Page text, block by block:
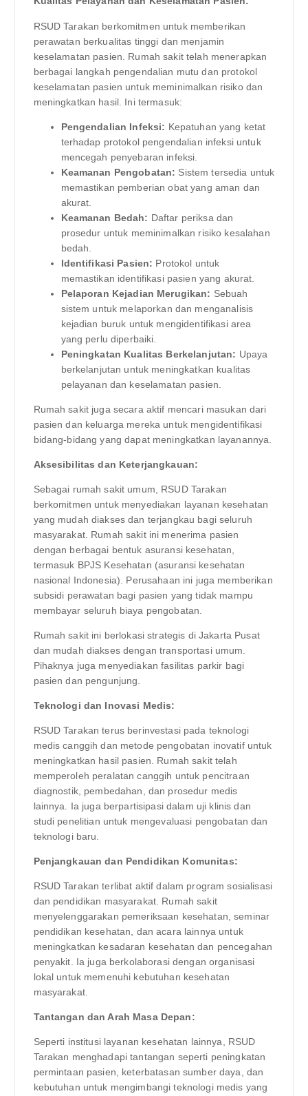
RSUD Tarakan berkomitmen untuk memberikan
perawatan berkualitas tinggi dan menjamin
keselamatan pasien. Rumah sakit telah menerapkan
berbagai langkah pengendalian mutu dan protokol
keselamatan pasien untuk meminimalkan risiko dan
meningkatkan hasil. Ini termasuk:
Pengendalian Infeksi: Kepatuhan yang ketat
terhadap protokol pengendalian infeksi untuk
mencegah penyebaran infeksi.
Keamanan Pengobatan: Sistem tersedia untuk
memastikan pemberian obat yang aman dan
akurat.
Keamanan Bedah: Daftar periksa dan
prosedur untuk meminimalkan risiko kesalahan
bedah.
Identifikasi Pasien: Protokol untuk
memastikan identifikasi pasien yang akurat.
Pelaporan Kejadian Merugikan: Sebuah
sistem untuk melaporkan dan menganalisis
kejadian buruk untuk mengidentifikasi area
yang perlu diperbaiki.
Peningkatan Kualitas Berkelanjutan: Upaya
berkelanjutan untuk meningkatkan kualitas
pelayanan dan keselamatan pasien.
Rumah sakit juga secara aktif mencari masukan dari
pasien dan keluarga mereka untuk mengidentifikasi
bidang-bidang yang dapat meningkatkan layanannya.
Aksesibilitas dan Keterjangkauan:
Sebagai rumah sakit umum, RSUD Tarakan
berkomitmen untuk menyediakan layanan kesehatan
yang mudah diakses dan terjangkau bagi seluruh
masyarakat. Rumah sakit ini menerima pasien
dengan berbagai bentuk asuransi kesehatan,
termasuk BPJS Kesehatan (asuransi kesehatan
nasional Indonesia). Perusahaan ini juga memberikan
subsidi perawatan bagi pasien yang tidak mampu
membayar seluruh biaya pengobatan.
Rumah sakit ini berlokasi strategis di Jakarta Pusat
dan mudah diakses dengan transportasi umum.
Pihaknya juga menyediakan fasilitas parkir bagi
pasien dan pengunjung.
Teknologi dan Inovasi Medis:
RSUD Tarakan terus berinvestasi pada teknologi
medis canggih dan metode pengobatan inovatif untuk
meningkatkan hasil pasien. Rumah sakit telah
memperoleh peralatan canggih untuk pencitraan
diagnostik, pembedahan, dan prosedur medis
lainnya. Ia juga berpartisipasi dalam uji klinis dan
studi penelitian untuk mengevaluasi pengobatan dan
teknologi baru.
Penjangkauan dan Pendidikan Komunitas:
RSUD Tarakan terlibat aktif dalam program sosialisasi
dan pendidikan masyarakat. Rumah sakit
menyelenggarakan pemeriksaan kesehatan, seminar
pendidikan kesehatan, dan acara lainnya untuk
meningkatkan kesadaran kesehatan dan pencegahan
penyakit. Ia juga berkolaborasi dengan organisasi
lokal untuk memenuhi kebutuhan kesehatan
masyarakat.
Tantangan dan Arah Masa Depan:
Seperti institusi layanan kesehatan lainnya, RSUD
Tarakan menghadapi tantangan seperti peningkatan
permintaan pasien, keterbatasan sumber daya, dan
kebutuhan untuk mengimbangi teknologi medis yang